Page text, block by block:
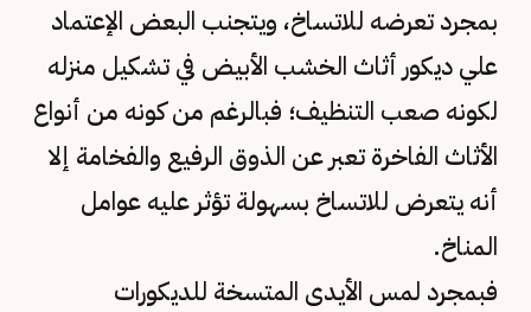
بمجرد تعرضه للاتساخ، ويتجنب البعض الإعتماد
علي ديكور أثاث الخشب الأبيض في تشكيل منزله
لكونه صعب التنظيف؛ فبالرغم من كونه من أنواع
الأثاث الفاخرة تعبر عن الذوق الرفيع والفخامة إلا
أنه يتعرض للاتساخ بسهولة تؤثر عليه عوامل
المناخ.
فبمجرد لمس الأيدى المتسخة للديكورات